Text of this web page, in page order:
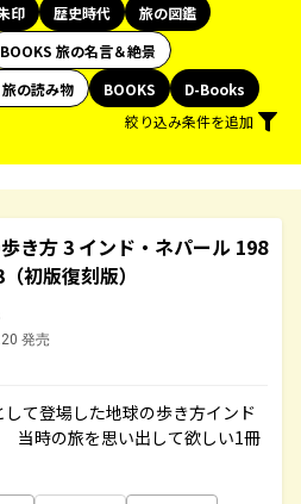
印 歴史時代
旅の図鑑
BOOKS 旅の名言＆絶景
の読み物 BOOKS
D-Books
絞り込み条件を追加
き方 3 インド・ネパール 198
初版復刻版）
発売
て登場した地球の歩き方インド
当時の旅を思い出して欲しい1冊